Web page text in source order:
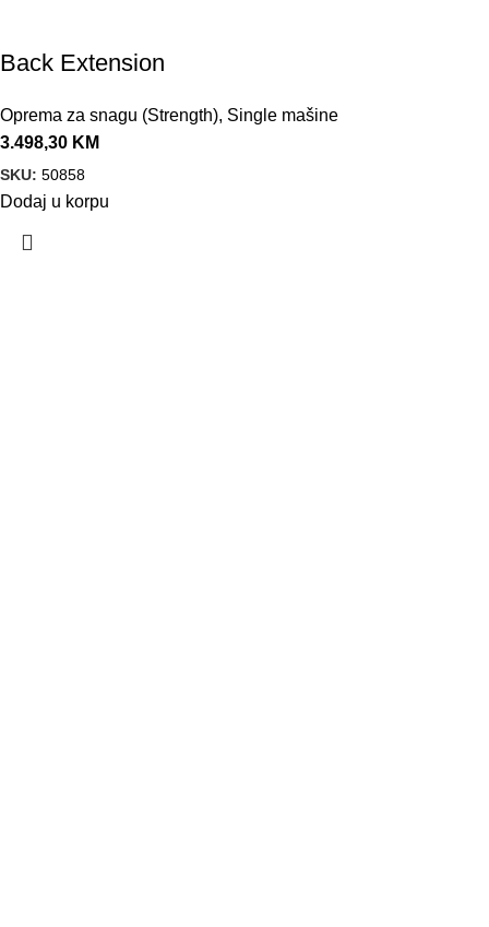
Back Extension
Oprema za snagu (Strength), Single mašine
3.498,30 KM
SKU: 50858
Dodaj u korpu